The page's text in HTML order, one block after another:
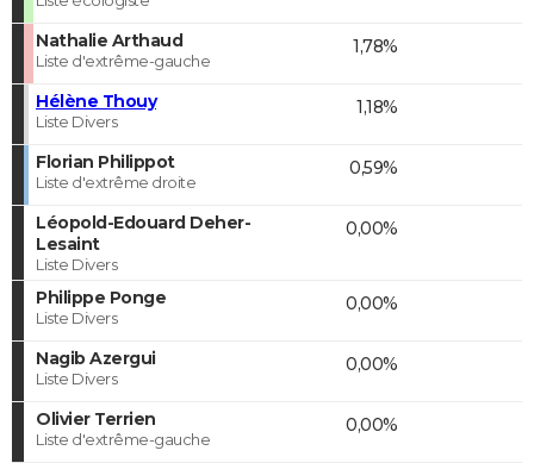
Nathalie Arthaud
Liste d'extrême-gauche
1,78%
Hélène Thouy
Liste Divers
1,18%
Florian Philippot
Liste d'extrême droite
0,59%
Léopold-Edouard Deher-
Lesaint
Liste Divers
0,00%
Philippe Ponge
Liste Divers
0,00%
Nagib Azergui
Liste Divers
0,00%
Olivier Terrien
Liste d'extrême-gauche
0,00%